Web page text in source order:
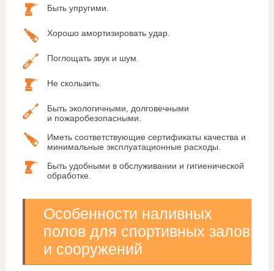
Быть упругими.
Хорошо амортизировать удар.
Поглощать звук и шум.
Не скользить.
Быть экологичными, долговечными
и пожаробезопасными.
Иметь соответствующие сертификаты качества и
минимальные эксплуатационные расходы.
Быть удобными в обслуживании и гигиенической
обработке.
Особенности наливных
полов для спортивных залов
и сооружений